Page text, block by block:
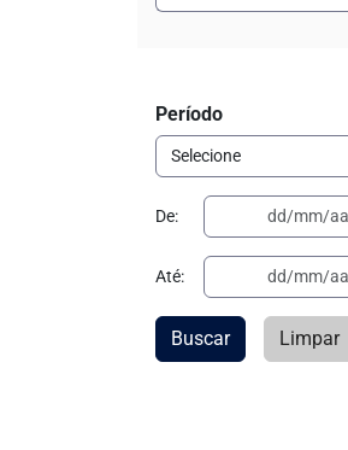
Período
De:
Até:
Buscar Limpar